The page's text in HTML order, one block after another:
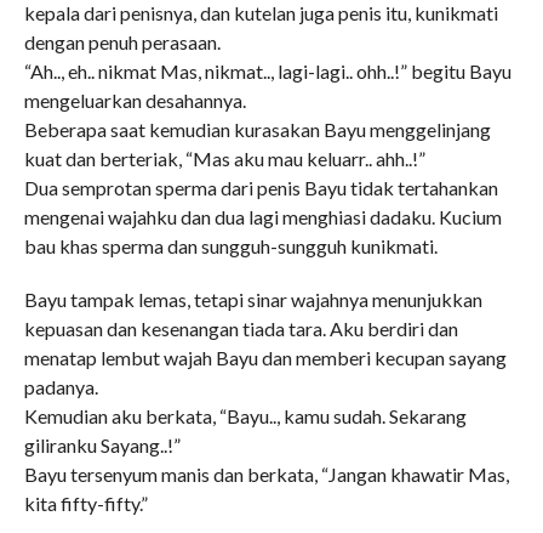
kepala dari penisnya, dan kutelan juga penis itu, kunikmati
dengan penuh perasaan.
“Ah.., eh.. nikmat Mas, nikmat.., lagi-lagi.. ohh..!” begitu Bayu
mengeluarkan desahannya.
Beberapa saat kemudian kurasakan Bayu menggelinjang
kuat dan berteriak, “Mas aku mau keluarr.. ahh..!”
Dua semprotan sperma dari penis Bayu tidak tertahankan
mengenai wajahku dan dua lagi menghiasi dadaku. Kucium
bau khas sperma dan sungguh-sungguh kunikmati.
Bayu tampak lemas, tetapi sinar wajahnya menunjukkan
kepuasan dan kesenangan tiada tara. Aku berdiri dan
menatap lembut wajah Bayu dan memberi kecupan sayang
padanya.
Kemudian aku berkata, “Bayu.., kamu sudah. Sekarang
giliranku Sayang..!”
Bayu tersenyum manis dan berkata, “Jangan khawatir Mas,
kita fifty-fifty.”